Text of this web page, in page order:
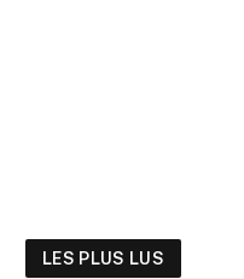
LES PLUS LUS